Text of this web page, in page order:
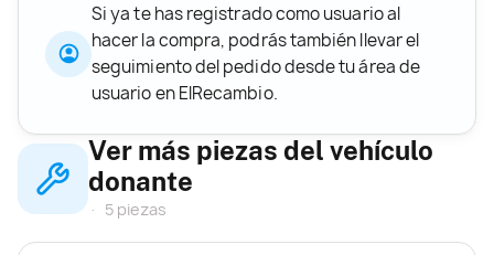
Si ya te has registrado como usuario al
hacer la compra, podrás también llevar el
seguimiento del pedido desde tu área de
usuario en ElRecambio.
Ver más piezas del vehículo
donante
5 piezas